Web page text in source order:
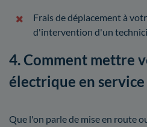
Frais de déplacement à
d'intervention d'un
4. Comment mettre
électrique en
Que l'on parle de mise en route